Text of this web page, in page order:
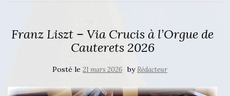
Franz Liszt – Via Crucis à l’Orgue de
Cauterets 2026
Posté le 21 mars 2026 byRédacteur